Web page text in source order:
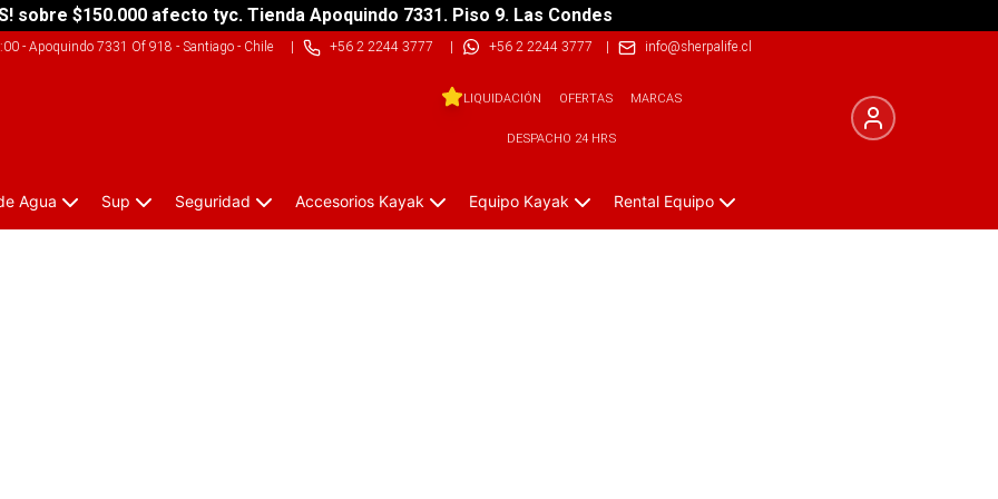
sobre $150.000 afecto tyc. Tienda Apoquindo 7331. Piso 9. Las Condes
- Apoquindo 7331 Of 918 - Santiago - Chile| +56 2 2244 3777 | +56 2 2244 3777 | info@sherpalife.cl
LIQUIDACIÓN OFERTAS MARCAS
DESPACHO 24 HRS
Agua Sup Seguridad Accesorios Kayak Equipo Kayak Rental Equipo